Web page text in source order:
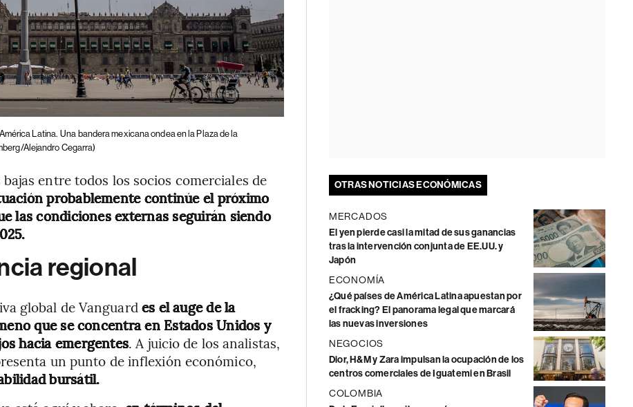
Latina. Una bandera mexicana ondea en la Plaza de la
Alejandro Cegarra)
entre todos los socios comerciales de
probablemente continúe el próximo
las condiciones externas seguirán siendo
regional
global de Vanguard es el auge de la
que se concentra en Estados Unidos y
hacia emergentes. A juicio de los analistas,
un punto de inflexión económico,
bursátil.
OTRAS NOTICIAS ECONÓMICAS
MERCADOS
El yen pierde casi la mitad de sus ganancias
tras la intervención conjunta de EE.UU. y
Japón
ECONOMÍA
¿Qué países de América Latina apuestan por
el fracking? El panorama legal que marcará
las nuevas inversiones
NEGOCIOS
Dior, H&M y Zara impulsan la ocupación de los
centros comerciales de Iguatemi en Brasil
COLOMBIA